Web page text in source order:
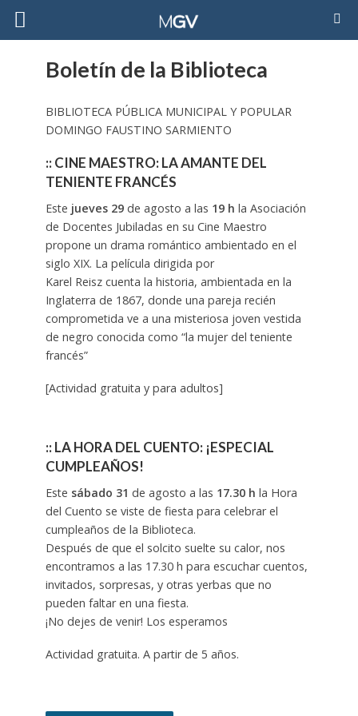
Boletín de la Biblioteca
BIBLIOTECA PÚBLICA MUNICIPAL Y POPULAR
DOMINGO FAUSTINO SARMIENTO
:: CINE MAESTRO: LA AMANTE DEL
TENIENTE FRANCÉS
Este jueves 29de agosto a las 19 h la Asociación
de Docentes Jubiladas en su Cine Maestro
propone un drama romántico ambientado en el
siglo XIX. La película dirigida por
Karel Reisz cuenta la historia, ambientada en la
Inglaterra de 1867, donde una pareja recién
comprometida ve a una misteriosa joven vestida
de negro conocida como “la mujer del teniente
francés”
[Actividad gratuita y para adultos]
:: LA HORA DEL CUENTO: ¡ESPECIAL
CUMPLEAÑOS!
Este sábado 31 de agosto a las 17.30 h la Hora
del Cuento se viste de fiesta para celebrar el
cumpleaños de la Biblioteca.
Después de que el solcito suelte su calor, nos
encontramos a las 17.30 h para escuchar cuentos,
invitados, sorpresas, y otras yerbas que no
pueden faltar en una fiesta.
¡No dejes de venir! Los esperamos
Actividad gratuita. A partir de 5 años.